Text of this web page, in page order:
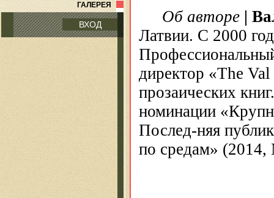
ГАЛЕРЕЯ
ВХОД Об авторе |
Латвии. С 2000
директор «The Val
прозаических
номинации
Послед-няя
по средам»